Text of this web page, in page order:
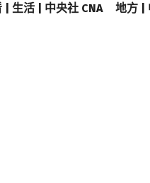
| 生活 | 中央社 CNA
地方 |